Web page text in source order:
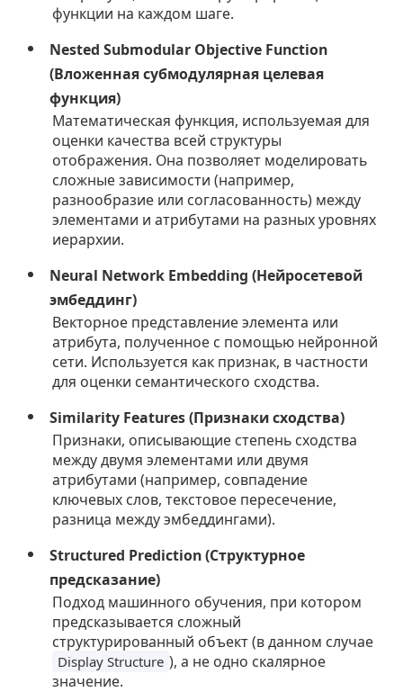
функции на каждом шаге.
Nested Submodular Objective Function
(Вложенная субмодулярная целевая
функция)
Математическая функция, используемая для
оценки качества всей структуры
отображения. Она позволяет моделировать
сложные зависимости (например,
разнообразие или согласованность) между
элементами и атрибутами на разных уровнях
иерархии.
Neural Network Embedding (Нейросетевой
эмбеддинг)
Векторное представление элемента или
атрибута, полученное с помощью нейронной
сети. Используется как признак, в частности
для оценки семантического сходства.
Similarity Features (Признаки сходства)
Признаки, описывающие степень сходства
между двумя элементами или двумя
атрибутами (например, совпадение
ключевых слов, текстовое пересечение,
разница между эмбеддингами).
Structured Prediction (Структурное
предсказание)
Подход машинного обучения, при котором
предсказывается сложный
структурированный объект (в данном случае
Display Structure ), а не одно скалярное
значение.